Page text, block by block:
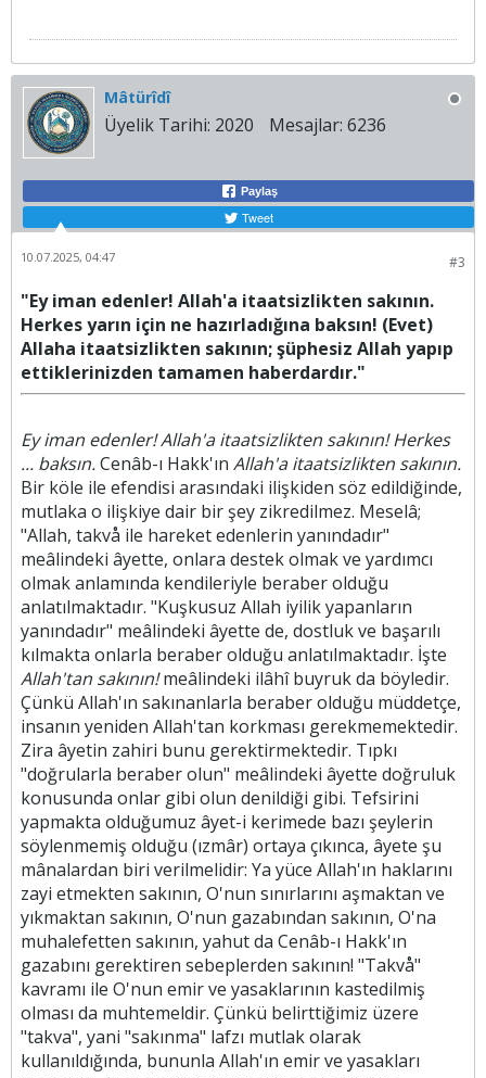
Mâtürîdî
Üyelik Tarihi: 2020 Mesajlar: 6236
Paylaş
Tweet
#3
10.07.2025, 04:47
"Ey iman edenler! Allah'a itaatsizlikten sakının.
Herkes yarın için ne hazırladığına baksın! (Evet)
Allaha itaatsizlikten sakının; şüphesiz Allah yapıp
ettiklerinizden tamamen haberdardır."
Ey iman edenler! Allah'a itaatsizlikten sakının! Herkes
... baksın.Cenâb-ı Hakk'ın Allah'a itaatsizlikten sakının.
Bir köle ile efendisi arasındaki ilişkiden söz edildiğinde,
mutlaka o ilişkiye dair bir şey zikredilmez. Meselâ;
"Allah, takvå ile hareket edenlerin yanındadır"
meâlindeki âyette, onlara destek olmak ve yardımcı
olmak anlamında kendileriyle beraber olduğu
anlatılmaktadır. "Kuşkusuz Allah iyilik yapanların
yanındadır" meâlindeki âyette de, dostluk ve başarılı
kılmakta onlarla beraber olduğu anlatılmaktadır. İşte
Allah'tan sakının!meâlindeki ilâhî buyruk da böyledir.
Çünkü Allah'ın sakınanlarla beraber olduğu müddetçe,
insanın yeniden Allah'tan korkması gerekmemektedir.
Zira âyetin zahiri bunu gerektirmektedir. Tıpkı
"doğrularla beraber olun" meâlindeki âyette doğruluk
konusunda onlar gibi olun denildiği gibi. Tefsirini
yapmakta olduğumuz âyet-i kerimede bazı şeylerin
söylenmemiş olduğu (ızmâr) ortaya çıkınca, âyete şu
mânalardan biri verilmelidir: Ya yüce Allah'ın haklarını
zayi etmekten sakının, O'nun sınırlarını aşmaktan ve
yıkmaktan sakının, O'nun gazabından sakının, O'na
muhalefetten sakının, yahut da Cenâb-ı Hakk'ın
gazabını gerektiren sebeplerden sakının! "Takvå"
kavramı ile O'nun emir ve yasaklarının kastedilmiş
olması da muhtemeldir. Çünkü belirttiğimiz üzere
"takva", yani "sakınma" lafzı mutlak olarak
kullanıldığında, bununla Allah'ın emir ve yasakları